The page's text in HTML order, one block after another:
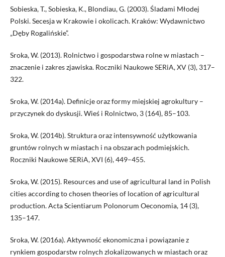
Sobieska, T., Sobieska, K., Blondiau, G. (2003). Śladami Młodej
Polski. Secesja w Krakowie i okolicach. Kraków: Wydawnictwo
„Dęby Rogalińskie”.
Sroka, W. (2013). Rolnictwo i gospodarstwa rolne w miastach –
znaczenie i zakres zjawiska. Roczniki Naukowe SERiA, XV (3), 317–
322.
Sroka, W. (2014a). Definicje oraz formy miejskiej agrokultury –
przyczynek do dyskusji. Wieś i Rolnictwo, 3 (164), 85–103.
Sroka, W. (2014b). Struktura oraz intensywność użytkowania
gruntów rolnych w miastach i na obszarach podmiejskich.
Roczniki Naukowe SERiA, XVI (6), 449–455.
Sroka, W. (2015). Resources and use of agricultural land in Polish
cities according to chosen theories of location of agricultural
production. Acta Scientiarum Polonorum Oeconomia, 14 (3),
135–147.
Sroka, W. (2016a). Aktywność ekonomiczna i powiązanie z
rynkiem gospodarstw rolnych zlokalizowanych w miastach oraz